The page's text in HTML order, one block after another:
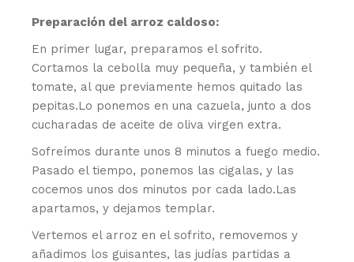
Preparación del arroz caldoso:
En primer lugar, preparamos el sofrito.
Cortamos la cebolla muy pequeña, y también el
tomate, al que previamente hemos quitado las
pepitas.Lo ponemos en una cazuela, junto a dos
cucharadas de aceite de oliva virgen extra.
Sofreímos durante unos 8 minutos a fuego medio.
Pasado el tiempo, ponemos las cigalas, y las
cocemos unos dos minutos por cada lado.Las
apartamos, y dejamos templar.
Vertemos el arroz en el sofrito, removemos y
añadimos los guisantes, las judías partidas a